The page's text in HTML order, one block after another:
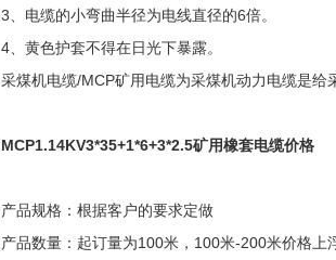
3、电缆的小弯曲半径为电线直径的6倍。
4、黄色护套不得在日光下暴露。
采煤机电缆/MCP矿用电缆为采煤机动力电缆是给
MCP1.14KV3*35+1*6+3*2.5矿用橡套电缆价格
产品规格：根据客户的要求定做
产品数量：起订量为100米，100米-200米价格上